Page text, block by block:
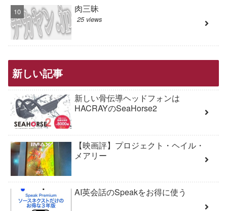
肉三昧
25 views
新しい記事
新しい骨伝導ヘッドフォンは
HACRAYのSeaHorse2
【映画評】プロジェクト・ヘイル・
メアリー
AI英会話のSpeakをお得に使う